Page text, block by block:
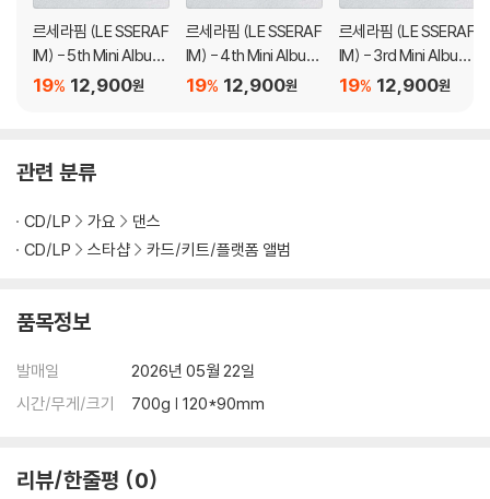
르세라핌 (LE SSERAF
IM) - 5th Mini Album
'HOT' (Sound Coin v
12,900원
19%
르세라핌 (LE SSERAF
IM) - 4th Mini Album
'CRAZY' (Sound Coi
12,900원
19%
르세라핌 (LE SSERAF
IM) - 3rd Mini Album
'EASY' (Sound Coin
12,900원
19%
관련 분류
CD/LP 가요
댄스
CD/LP
스타샵 카드/키트/플랫폼 앨범
품목정보
발매일
2026년 05월 22일
시간/무게/크기
700g | 120*90mm
리뷰/한줄평 0